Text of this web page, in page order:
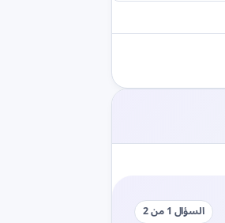
السؤال 1 من 2